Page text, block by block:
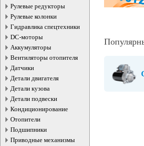
Рулевые редукторы
Рулевые колонки
Гидравлика спецтехники
DC-моторы
Аккумуляторы
Вентиляторы отопителя
Датчики
Детали двигателя
Детали кузова
Детали подвески
Кондиционирование
Отопители
Подшипники
Приводные механизмы